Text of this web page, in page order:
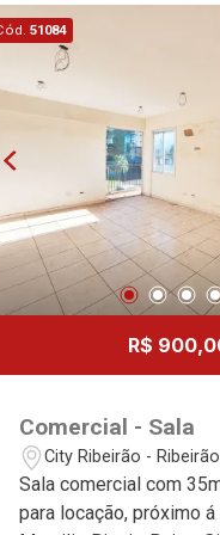
de serviço planejadas -
gourmet com
- 2 vagas - Alto padrão Martinelli
Imobiliária - excelência
mercado imobiliário de
Referência em imóveis
somos especialistas na
locação de
condomínios mais
Sul, reconhecidos por
infraestrutura completa
vida incomparável. Atuamos nos
empreendimentos de
Les Alpes Residence,
Sequóia, Blue Diamond,
Hype, Grand Privilège,
Grand Paysage, Praças
51084
R$
Comercial - Sala
City Ribeirão -
Sala comercial com
para locação, próximo